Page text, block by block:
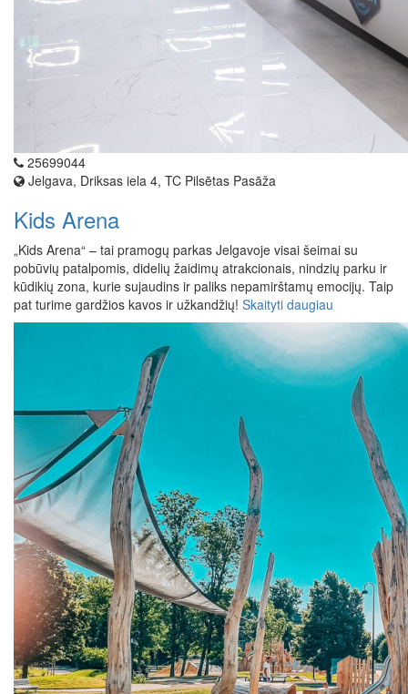
25699044
Jelgava, Driksas iela 4, TC Pilsētas Pasāža
Kids Arena
„Kids Arena“ – tai pramogų parkas Jelgavoje visai šeimai su
pobūvių patalpomis, didelių žaidimų atrakcionais, nindzių parku ir
kūdikių zona, kurie sujaudins ir paliks nepamirštamų emocijų. Taip
pat turime gardžios kavos ir užkandžių! Skaityti daugiau